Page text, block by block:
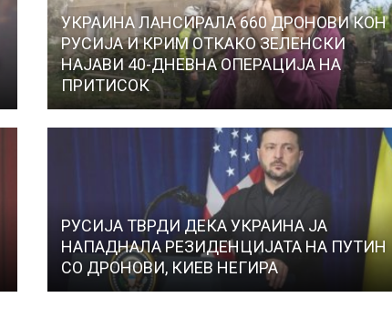
УКРАИНА ЛАНСИРАЛА 660 ДРОНОВИ КОН
РУСИЈА И КРИМ ОТКАКО ЗЕЛЕНСКИ
НАЈАВИ 40-ДНЕВНА ОПЕРАЦИЈА НА
ПРИТИСОК
РУСИЈА ТВРДИ ДЕКА УКРАИНА ЈА
НАПАДНАЛА РЕЗИДЕНЦИЈАТА НА ПУТИН
СО ДРОНОВИ, КИЕВ НЕГИРА